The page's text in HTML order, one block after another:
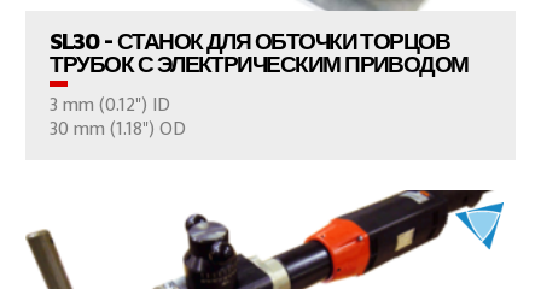
SL30 - СТАНОК ДЛЯ ОБТОЧКИ ТОРЦОВ
ТРУБОК С ЭЛЕКТРИЧЕСКИМ ПРИВОДОМ
3 mm (0.12") ID
30 mm (1.18") OD